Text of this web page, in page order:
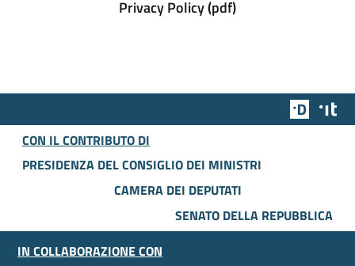
Privacy Policy (pdf)
Team
CON IL CONTRIBUTO DI
PRESIDENZA DEL CONSIGLIO DEI MINISTRI
CAMERA DEI DEPUTATI
SENATO DELLA REPUBBLICA
IN COLLABORAZIONE CON